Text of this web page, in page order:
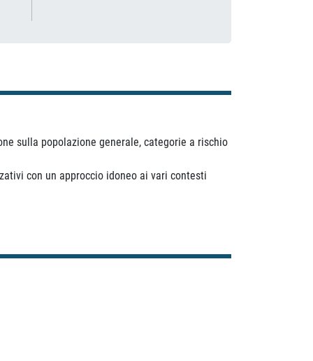
sulla popolazione generale, categorie a rischio
con un approccio idoneo ai vari contesti